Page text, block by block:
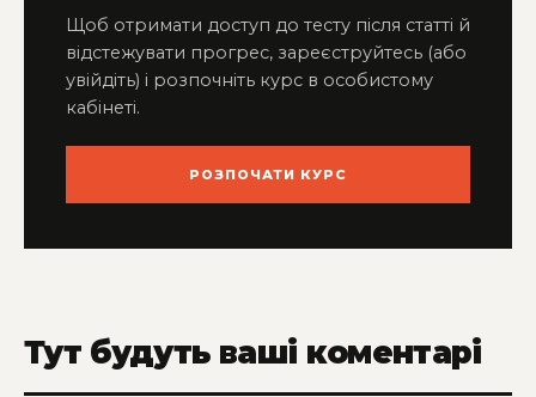
Щоб отримати доступ до тесту після статті й
відстежувати прогрес, зареєструйтесь (або
увійдіть) і розпочніть курс в особистому
кабінеті.
РОЗПОЧАТИ КУРС
Тут будуть ваші коментарі